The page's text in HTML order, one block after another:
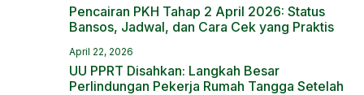
Pencairan PKH Tahap 2 April 2026: Status
Bansos, Jadwal, dan Cara Cek yang Praktis
April 22, 2026
UU PPRT Disahkan: Langkah Besar
Perlindungan Pekerja Rumah Tangga Setelah